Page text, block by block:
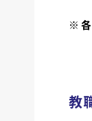
※
教